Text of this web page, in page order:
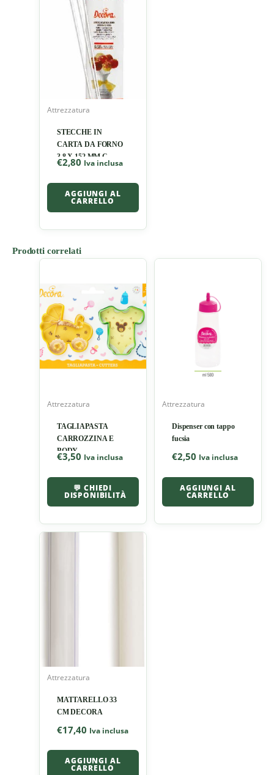
Attrezzatura
STECCHE IN
CARTA DA FORNO
3.8 X 152 MM C
€2,80 Iva inclusa
AGGIUNGI AL
CARRELLO
Prodotti correlati
Attrezzatura
TAGLIAPASTA
CARROZZINA E
BODY
€3,50 Iva inclusa
💬 CHIEDI
DISPONIBILITÀ
Attrezzatura
Dispenser con tappo
fucsia
€2,50 Iva inclusa
AGGIUNGI AL
CARRELLO
Attrezzatura
MATTARELLO 33
CM DECORA
€17,40 Iva inclusa
AGGIUNGI AL
CARRELLO